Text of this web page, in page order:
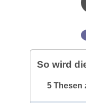
So wird
5 Thesen